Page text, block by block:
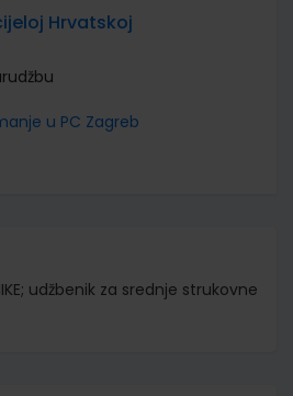
Hrvatskoj
u PC Zagreb
udžbenik za srednje strukovne